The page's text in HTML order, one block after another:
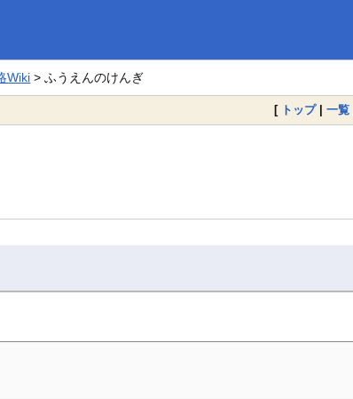
Wiki > ふうえんのけんぎ
[ トップ| 一覧